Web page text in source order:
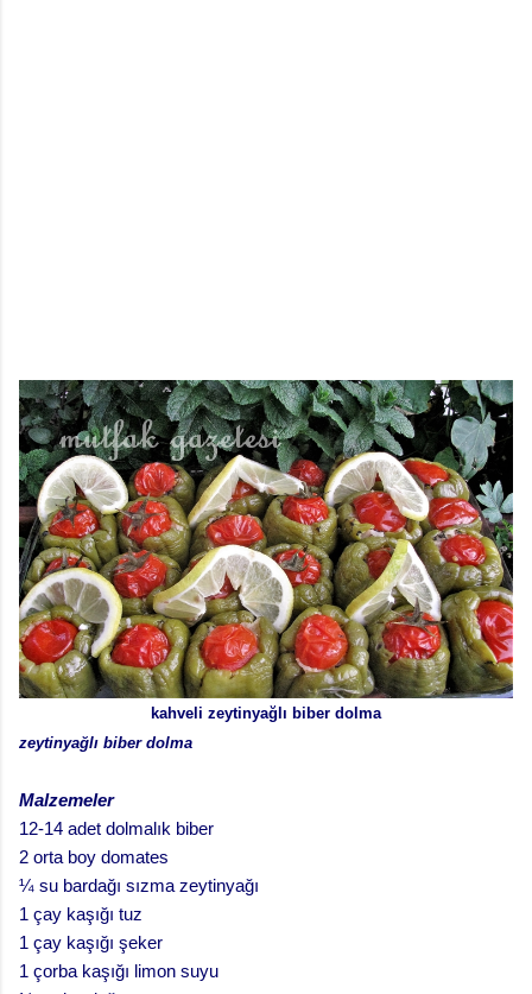
kahveli zeytinyağlı biber dolma
zeytinyağlı biber dolma
Malzemeler
12-14 adet dolmalık biber
2 orta boy domates
¼ su bardağı sızma zeytinyağı
1 çay kaşığı tuz
1 çay kaşığı şeker
1 çorba kaşığı limon suyu